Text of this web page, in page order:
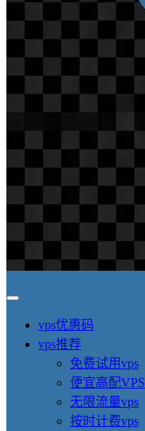
vps优惠码
vps推荐
免费试用vps
便宜高配VPS
无限流量vps
按时计费vps